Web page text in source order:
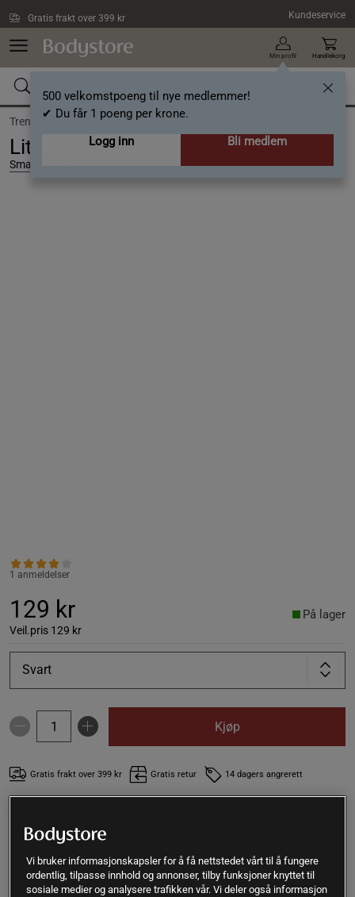
Gratis frakt over 399 kr Kundeservice
Min profil
500 velkomstpoeng til nye medlemmer!
✔ Du får 1 poeng per krone.
Logg inn
Bli medlem
Handlekorg
Trening / Treningsutstyr / Vannflaske og Shaker
Lite, Black
Smartshake
1 anmeldelser
129 kr
Veil.pris 129 kr
På lager
Svart
Kjøp
Gratis frakt over 399 kr Gratis retur 14 dagers angrerett
Din favoritshaker finns nu äntligen i 1000 ml storlek!
Les mer
Vi bruker informasjonskapsler for å få nettstedet vårt til å fungere
ordentlig, tilpasse innhold og annonser, tilby funksjoner knyttet til
sosiale medier og analysere trafikken vår. Vi deler også informasjon